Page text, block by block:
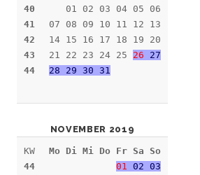
40
41
42
43
44
01 02 03 04 05 06
07 08 09 10 11 12 13
14 15 16 17 18 19 20
21 22 23 24 25 26 27
28 29 30 31
NOVEMBER 2019
KW
44
Mo Di Mi Do Fr Sa So
01
02 03